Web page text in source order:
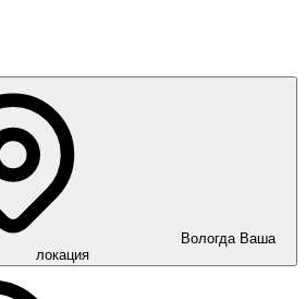
Вологда Ваша
локация